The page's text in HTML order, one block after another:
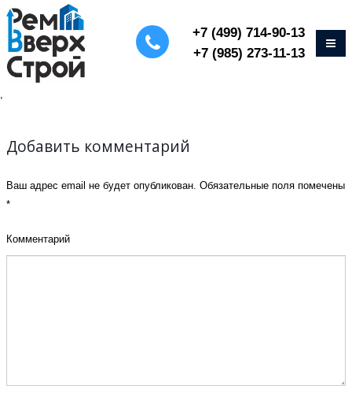
+7 (499) 714-90-13
+7 (985) 273-11-13
,
Добавить комментарий
Ваш адрес email не будет опубликован. Обязательные поля помечены
*
Комментарий